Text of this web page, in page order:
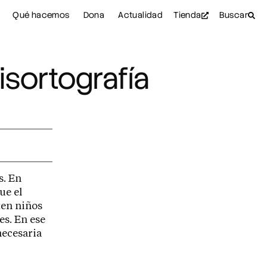
Qué hacemos Dona Actualidad Tienda Buscar
En
el
niños
En ese